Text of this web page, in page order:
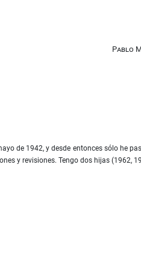
Pablo
de 1942, y desde entonces sólo he
y revisiones. Tengo dos hijas (1962,